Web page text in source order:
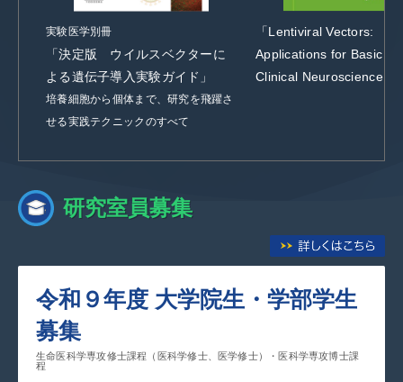
実験医学別冊
「決定版 ウイルスベクターに
よる遺伝子導入実験ガイド」
培養細胞から個体まで、研究を飛躍さ
せる実践テクニックのすべて
「Lentiviral Vectors:
Applications for Basic
Clinical Neuroscience」
研究室員募集
令和９年度 大学院生・学部学生
募集
生命医科学専攻修士課程（医科学修士、医学修士）・医科学専攻博士課
程